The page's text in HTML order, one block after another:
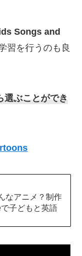
Songs and
習を行うのも良
選ぶことができ
なアニメ？制作
子どもと英語